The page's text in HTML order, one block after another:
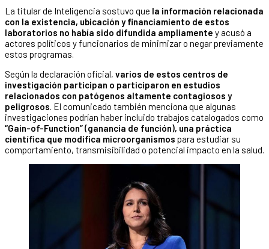
La titular de Inteligencia sostuvo que la información relacionada
con la existencia, ubicación y financiamiento de estos
laboratorios no había sido difundida ampliamente y acusó a
actores políticos y funcionarios de minimizar o negar previamente
estos programas.
Según la declaración oficial, varios de estos centros de
investigación participan o participaron en estudios
relacionados con patógenos altamente contagiosos y
peligrosos. El comunicado también menciona que algunas
investigaciones podrían haber incluido trabajos catalogados como
“Gain-of-Function” (ganancia de función), una práctica
científica que modifica microorganismos para estudiar su
comportamiento, transmisibilidad o potencial impacto en la salud.